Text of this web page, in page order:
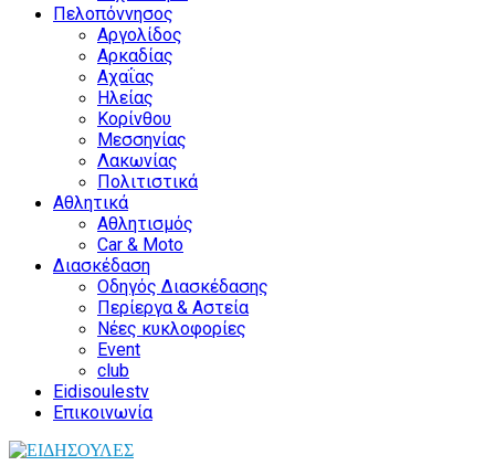
Πελοπόννησος
Αργολίδος
Αρκαδίας
Αχαΐας
Ηλείας
Κορίνθου
Μεσσηνίας
Λακωνίας
Πολιτιστικά
Αθλητικά
Αθλητισμός
Car & Moto
Διασκέδαση
Οδηγός Διασκέδασης
Περίεργα & Αστεία
Νέες κυκλοφορίες
Event
club
Eidisoulestv
Επικοινωνία